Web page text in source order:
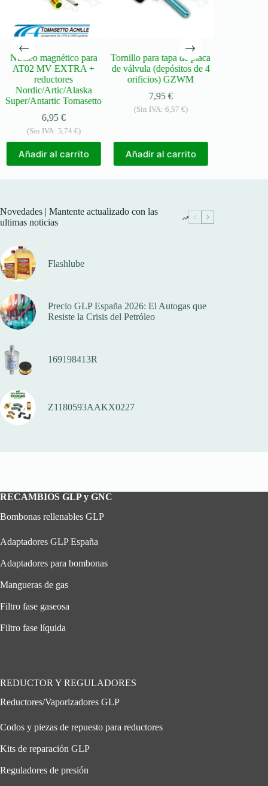
Núcleo magnético para
AT02 MV EXTRA +
reductores
Nordic/Artic/Alaska
Super/Antartic Tomasetto
6,95 €
(Sin IVA: 5,74 €)
Añadir al carrito
Tornillo para tapa de placa
de válvula (depósitos de 4
orificios) GZWM
7,95 €
(Sin IVA: 6,57 €)
Añadir al carrito
Novedades | Mantente actualizado con las
ultimas noticias
Flashlube
Precio GLP España 2026: El Autogas que
Resiste la Crisis del Petróleo
169198413R
Z1180593AAKX0227
RECAMBIOS GLP y GNC
Bombonas rellenables GLP
Adaptadores GLP España
Adaptadores para bombonas
Mangueras de gas
Filtro fase gaseosa
Filtro fase líquida
REDUCTOR Y REGULADORES
Reductores/Vaporizadores GLP
Codos y piezas de repuesto para reductores
Kits de reparación GLP
Reguladores de presión